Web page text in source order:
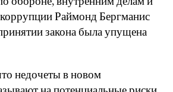
Раймонд Бергманис
закона была упущена
недочеты в новом